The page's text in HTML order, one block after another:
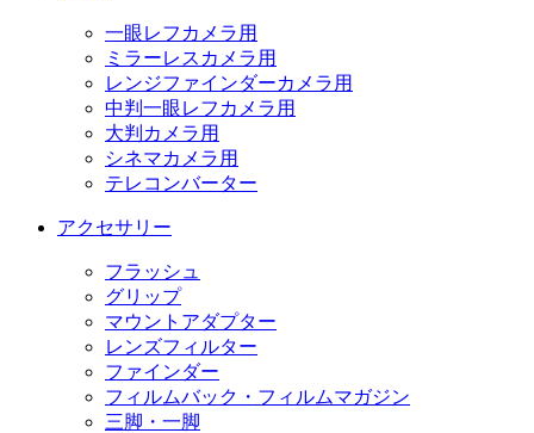
一眼レフカメラ用
ミラーレスカメラ用
レンジファインダーカメラ用
中判一眼レフカメラ用
大判カメラ用
シネマカメラ用
テレコンバーター
アクセサリー
フラッシュ
グリップ
マウントアダプター
レンズフィルター
ファインダー
フィルムバック・フィルムマガジン
三脚・一脚